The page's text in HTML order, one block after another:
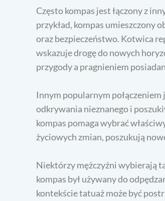
Często kompas jest łączony z
przykład, kompas umieszczony
oraz bezpieczeństwo. Kotwica
wskazuje drogę do nowych
przygody a pragnieniem
Innym popularnym połączeniem
odkrywania nieznanego i
kompas pomaga wybrać
życiowych zmian, poszukują
Niektórzy mężczyźni wybierają
kompas był używany do
kontekście tatuaż może być